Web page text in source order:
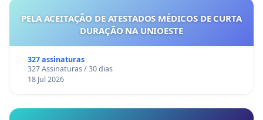
PELA ACEITAÇÃO DE ATESTADOS MÉDICOS DE CURTA
DURAÇÃO NA UNIOESTE
327 assinaturas
327 Assinaturas / 30 dias
18 Jul 2026